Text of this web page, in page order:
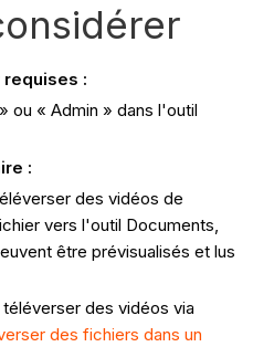
:
ou « Admin » dans l'outil
:
des vidéos de
vers l'outil Documents,
être prévisualisés et lus
des vidéos via
des fichiers dans un